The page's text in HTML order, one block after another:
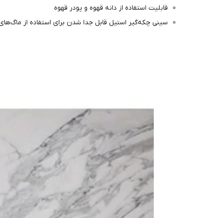
قابلیت استفاده از دانه قهوه و پودر قهوه
سینی چکه‌گیر استیل قابل جدا شدن برای استفاده از